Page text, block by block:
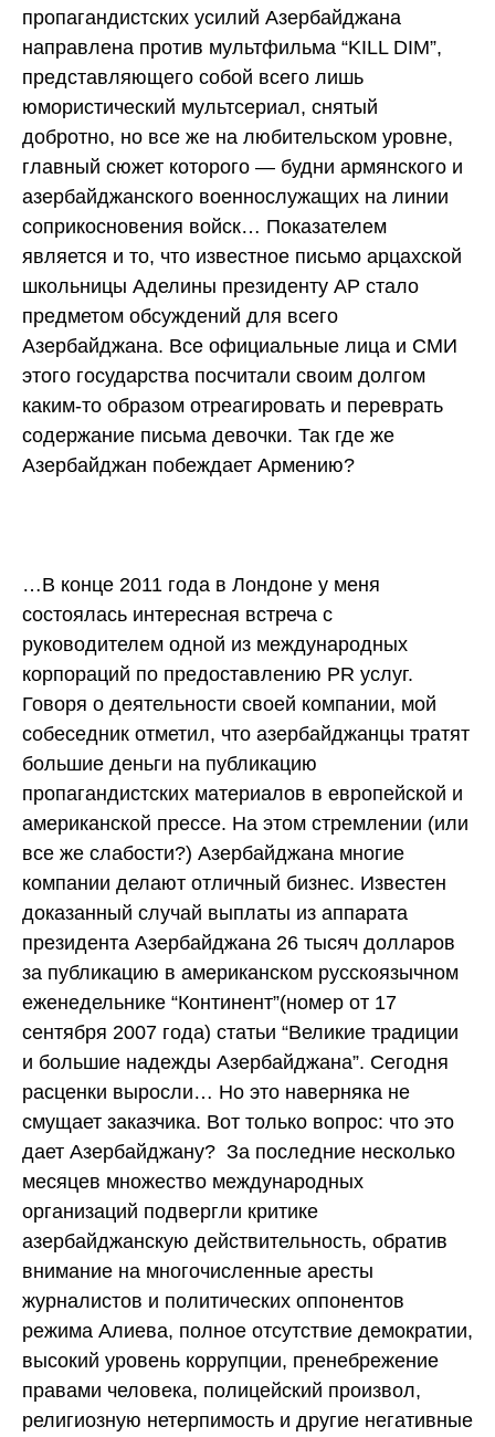
пропагандистских усилий Азербайджана
направлена против мультфильма “KILL DIM”,
представляющего собой всего лишь
юмористический мультсериал, снятый
добротно, но все же на любительском уровне,
главный сюжет которого — будни армянского и
азербайджанского военнослужащих на линии
соприкосновения войск… Показателем
является и то, что известное письмо арцахской
школьницы Аделины президенту АР стало
предметом обсуждений для всего
Азербайджана. Все официальные лица и СМИ
этого государства посчитали своим долгом
каким-то образом отреагировать и переврать
содержание письма девочки. Так где же
Азербайджан побеждает Армению?
…В конце 2011 года в Лондоне у меня
состоялась интересная встреча с
руководителем одной из международных
корпораций по предоставлению PR услуг.
Говоря о деятельности своей компании, мой
собеседник отметил, что азербайджанцы тратят
большие деньги на публикацию
пропагандистских материалов в европейской и
американской прессе. На этом стремлении (или
все же слабости?) Азербайджана многие
компании делают отличный бизнес. Известен
доказанный случай выплаты из аппарата
президента Азербайджана 26 тысяч долларов
за публикацию в американском русскоязычном
еженедельнике “Континент”(номер от 17
сентября 2007 года) статьи “Великие традиции
и большие надежды Азербайджана”. Сегодня
расценки выросли… Но это наверняка не
смущает заказчика. Вот только вопрос: что это
дает Азербайджану? За последние несколько
месяцев множество международных
организаций подвергли критике
азербайджанскую действительность, обратив
внимание на многочисленные аресты
журналистов и политических оппонентов
режима Алиева, полное отсутствие демократии,
высокий уровень коррупции, пренебрежение
правами человека, полицейский произвол,
религиозную нетерпимость и другие негативные